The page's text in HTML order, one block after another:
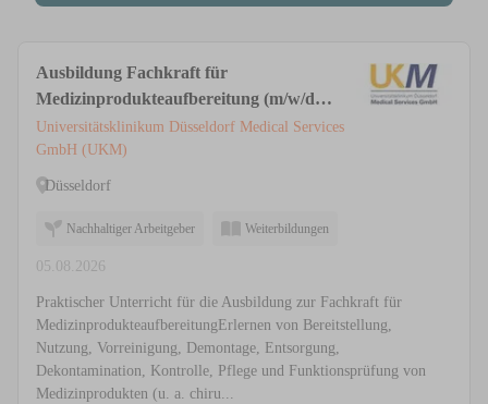
Ausbildung Fachkraft für
Medizinprodukteaufbereitung (m/w/d)
in der AEMP / ZSVA
Universitätsklinikum Düsseldorf Medical Services
GmbH (UKM)
Düsseldorf
Nachhaltiger Arbeitgeber Weiterbildungen
05.08.2026
Praktischer Unterricht für die Ausbildung zur Fachkraft für
MedizinprodukteaufbereitungErlernen von Bereitstellung,
Nutzung, Vorreinigung, Demontage, Entsorgung,
Dekontamination, Kontrolle, Pflege und Funktionsprüfung von
Medizinprodukten (u. a. chiru...